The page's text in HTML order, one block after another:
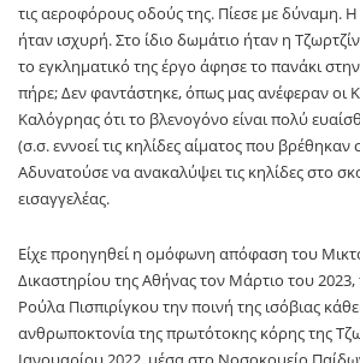
τις αεροφόρους οδούς της. Πίεσε με δύναμη.
ήταν ισχυρή. Στο ίδιο δωμάτιο ήταν η
το εγκληματικό της έργο άφησε το πανάκι στην
πήρε; Δεν φαντάστηκε, όπως μας ανέφεραν οι
Καλόγρηας ότι το βλενογόνο είναι πολύ
(σ.σ. εννοεί τις κηλίδες αίματος που βρέθηκαν
Αδυνατούσε να ανακαλύψει τις κηλίδες στο
εισαγγελέας.
Είχε προηγηθεί η ομόφωνη απόφαση του
Δικαστηρίου της Αθήνας τον Μάρτιο του
Ρούλα Πισπιρίγκου την ποινή της ισόβιας
ανθρωποκτονία της πρωτότοκης κόρης της